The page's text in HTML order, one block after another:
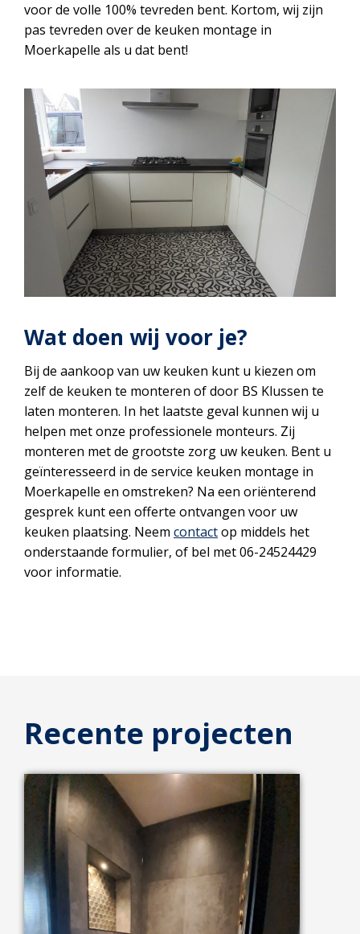
voor de volle 100% tevreden bent. Kortom, wij zijn
pas tevreden over de keuken montage in
Moerkapelle als u dat bent!
Wat doen wij voor je?
Bij de aankoop van uw keuken kunt u kiezen om
zelf de keuken te monteren of door BS Klussen te
laten monteren. In het laatste geval kunnen wij u
helpen met onze professionele monteurs. Zij
monteren met de grootste zorg uw keuken. Bent u
geïnteresseerd in de service keuken montage in
Moerkapelle en omstreken? Na een oriënterend
gesprek kunt een offerte ontvangen voor uw
keuken plaatsing. Neem contactop middels het
onderstaande formulier, of bel met 06-24524429
voor informatie.
Recente projecten